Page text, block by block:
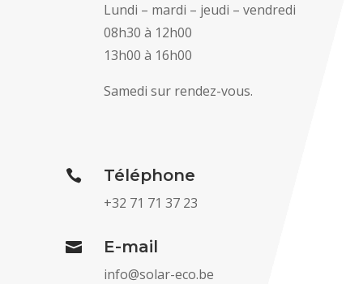
Lundi – mardi – jeudi – vendredi
08h30 à 12h00
13h00 à 16h00
Samedi sur rendez-vous.
 Téléphone
+32 71 71 37 23
 E-mail
info@solar-eco.be